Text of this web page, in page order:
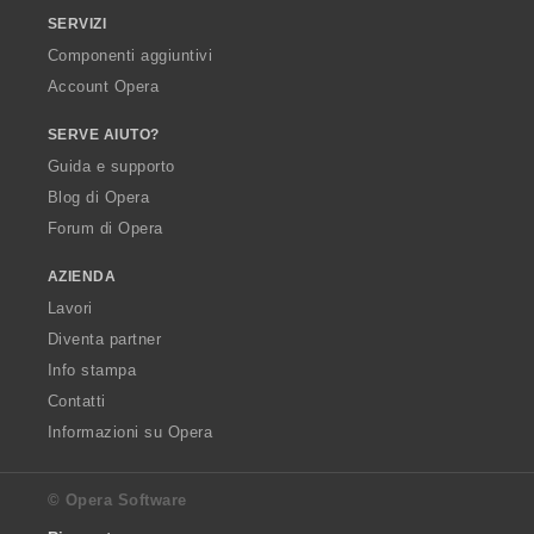
SERVIZI
Componenti aggiuntivi
Account Opera
SERVE AIUTO?
Guida e supporto
Blog di Opera
Forum di Opera
AZIENDA
Lavori
Diventa partner
Info stampa
Contatti
Informazioni su Opera
© Opera Software